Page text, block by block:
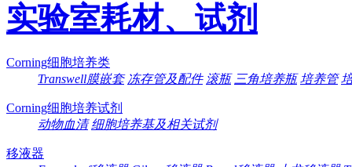
实验室耗材、试剂
Corning细胞培养类
Transwell膜嵌套 冻存管及配件 滚瓶 三角培养瓶 培养管
Corning细胞培养试剂
动物血清 细胞培养基及相关试剂
移液器